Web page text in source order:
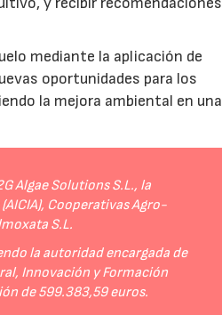
mediante la aplicación de
oportunidades para los
la mejora ambiental en una
Algae Solutions S.L., la
Cooperativas Agro-
S.L.
la autoridad encargada de
Innovación y Formación
de 599.383,59 euros.